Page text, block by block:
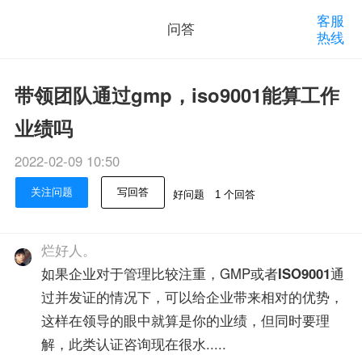
问答
客服
热线
带领团队通过gmp，iso9001能算工作
业绩吗
2022-02-09 10:50
关注问题 写回答 好问题 1 个回答
烂好人。
如果企业对于管理比较注重，GMP或者ISO9001通
过并发证的情况下，可以给企业带来相对的优势，
这样在领导的眼中就算是你的业绩，但同时要理
解，此类认证咨询现在很水.....